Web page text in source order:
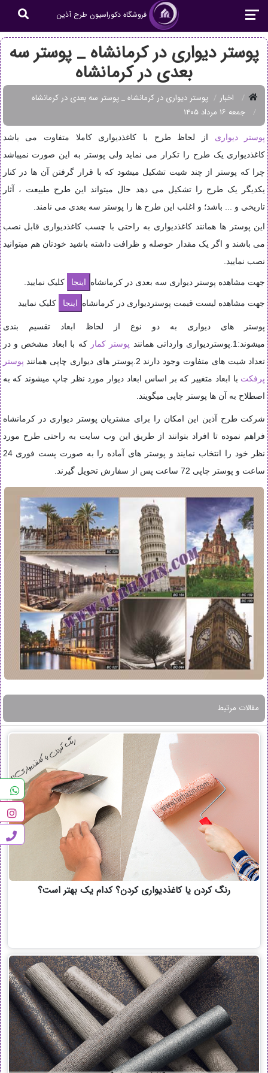
فروشگاه دکوراسیون طرح آذین
پوستر دیواری در کرمانشاه _ پوستر سه
بعدی در کرمانشاه
اخبار
پوستر دیواری در کرمانشاه _ پوستر سه بعدی در کرمانشاه
جمعه ۱۶ مرداد ۱۴۰۵
پوستر دیواری از لحاظ طرح با کاغذدیواری کاملا متفاوت می باشد
کاغذدیواری یک طرح را تکرار می نماید ولی پوستر به این صورت نمیباشد
چرا که پوستر از چند شیت تشکیل میشود که با قرار گرفتن آن ها در کنار
یکدیگر یک طرح را تشکیل می دهد حال میتواند این طرح طبیعت ، آثار
تاریخی و ... باشد؛ و اغلب این طرح ها را پوستر سه بعدی می نامند.
این پوستر ها همانند کاغذدیواری به راحتی با چسب کاغذدیواری قابل نصب
می باشند و اگر یک مقدار حوصله و ظرافت داشته باشید خودتان هم میتوانید
نصب نمایید.
جهت مشاهده پوستر دیواری سه بعدی در کرمانشاه کلیک نمایید.
جهت مشاهده لیست قیمت پوستردیواری در کرمانشاه کلیک نمایید
پوستر های دیواری به دو نوع از لحاظ ابعاد تقسیم بندی
میشوند:1
.پوستردیواری وارداتی همانند پوستر کمار که با ابعاد مشخص و در
تعداد شیت های متفاوت وجود دارند 2.پوستر های دیواری چاپی همانند
پوستر
پرفکت با ابعاد متغییر که بر اساس ابعاد دیوار مورد نظر چاپ میشوند که به
اصطلاح به آن ها پوستر چاپی میگویند.
شرکت طرح آذین این امکان را برای مشتریان پوستر دیواری در کرمانشاه
فراهم نموده تا افراد بتوانند از طریق این وب سایت به راحتی طرح مورد
نظر خود را انتخاب نمایند و پوستر های آماده را به صورت پست فوری 24
ساعت و پوستر چاپی 72 ساعت پس از سفارش تحویل گیرند.
مقالات مرتبط
رنگ کردن یا کاغذدیواری کردن؟ کدام یک بهتر است؟